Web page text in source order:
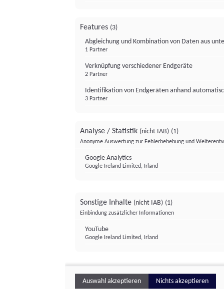
Features (3)
Abgleichung und Kombination von Daten aus
1 Partner
Verknüpfung verschiedener Endgeräte
2 Partner
Identifikation von Endgeräten anhand
3 Partner
Analyse / Statistik (nicht IAB) (1)
Anonyme Auswertung zur Fehlerbehebung und
Google Analytics
Google Ireland Limited, Irland
Sonstige Inhalte (nicht IAB) (1)
Einbindung zusätzlicher Informationen
YouTube
Google Ireland Limited, Irland
Auswahl akzeptieren Nichts akzeptieren